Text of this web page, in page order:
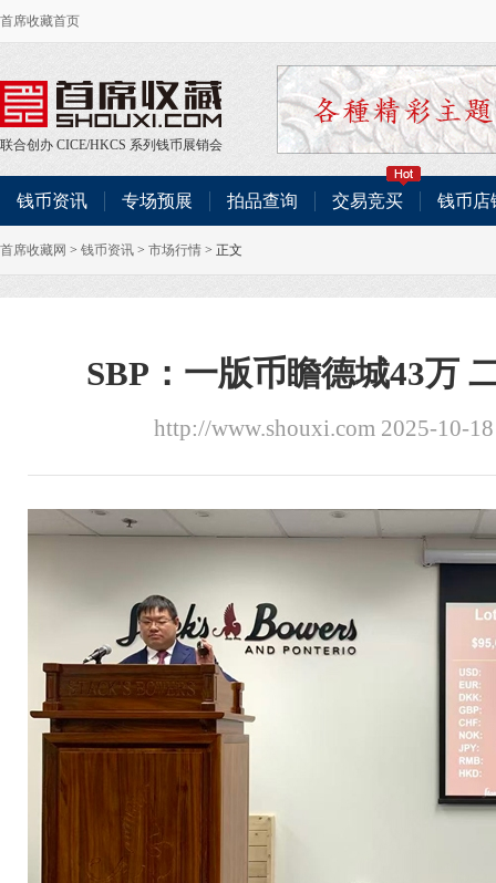
首席收藏首页
联合创办 CICE/HKCS 系列钱币展销会
钱币资讯 专场预展 拍品查询 交易竞买 钱币店
首席收藏网 > 钱币资讯 > 市场行情 > 正文
SBP：一版币瞻德城43万
http://www.shouxi.com 2025-10-